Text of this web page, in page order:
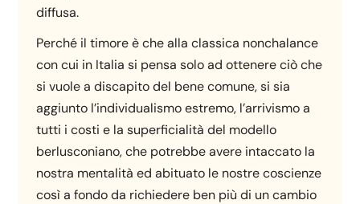
diffusa.
Perché il timore è che alla classica nonchalance
con cui in Italia si pensa solo ad ottenere ciò che
si vuole a discapito del bene comune, si sia
aggiunto l’individualismo estremo, l’arrivismo a
tutti i costi e la superficialità del modello
berlusconiano, che potrebbe avere intaccato la
nostra mentalità ed abituato le nostre coscienze
così a fondo da richiedere ben più di un cambio